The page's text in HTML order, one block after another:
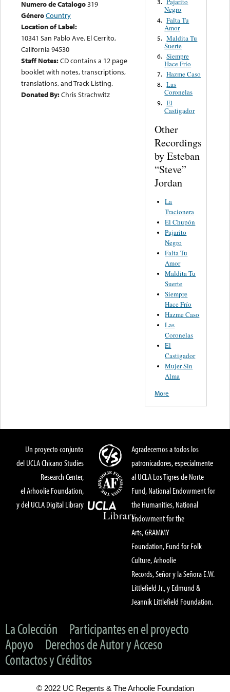
Numero de Catalogo319
GéneroCountry
Location of Label:
10341 San Pablo Ave. El Cerrito,
California 94530
Staff Notes:CD contains a 12 page
booklet with notes, transcriptions,
translations, and Track Listing.
Donated By:Chris Strachwitz
3.
Negro
4. Falta Tu
Amor
5. Maldita Tu
Suerte
6. Siempre
Hace Frío
7. Hazme Caso
8. Las
Coronelas
9. El
Castigador
Other
Recordings
by Esteban
“Steve”
Jordan
La
Tracionera
El Chupón
Pajarito
Negro
Falta Tu
Amor
Maldita Tu
Suerte
Siempre
Hace Frío
Hazme Caso
Las
Coronelas
El
Castigador
Mujer Sin
Alma
More
Un proyecto conjunto
del UCLA Chicano Studies
Research Center,
el Arhoolie Foundation,
y del UCLA Digital Library
Agradecemos a todos los
patronicadores, especialmente
al UCLA Los Tigres de Norte
Fund, National Endowment for
the Humanities, National
Endowment for the
Arts, GRAMMY
Foundation, Fund for Folk
Culture, Arhoolie
Records, Señor y la Señora E.W.
Littlefield Jr., y Edmund &
Jeannik Littlefield Foundation.
La Colección
Participantes en el proyecto
Apoyo
Derechos de Autor y Acceso
Contactos y Créditos
© 2022 UC Regents & The Arhoolie Foundation